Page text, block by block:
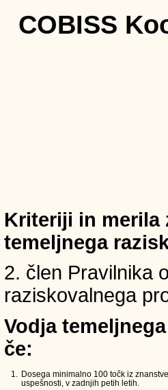
COBISS
Kriteriji in merila
temeljnega
2. člen Pravilnika
raziskovalnega
Vodja
če:
1. Dosega minimalno 100 točk iz
uspešnosti, v zadnjih petih letih.